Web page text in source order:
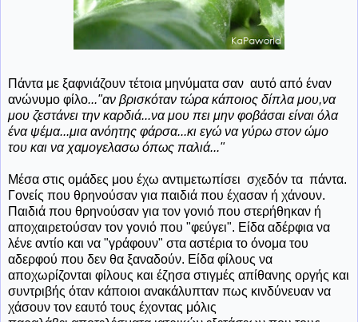
Πάντα με ξαφνιάζουν τέτοια μηνύματα σαν αυτό από έναν
ανώνυμο φίλο..."αν βρισκόταν τώρα κάποιος δίπλα μου,να
μου ζεστάνει την καρδιά...να μου πει μην φοβάσαι είναι όλα
ένα ψέμα...μια ανόητης φάρσα...κι εγώ να γύρω στον ώμο
του και να χαμογελασω όπως παλιά..."
Μέσα στις ομάδες μου έχω αντιμετωπίσει σχεδόν τα πάντα.
Γονείς που θρηνούσαν για παιδιά που έχασαν ή χάνουν.
Παιδιά που θρηνούσαν για τον γονιό που στερήθηκαν ή
αποχαιρετούσαν τον γονιό που "φεύγει". Είδα αδέρφια να
λένε αντίο και να "γράφουν" στα αστέρια το όνομα του
αδερφού που δεν θα ξαναδούν. Είδα φίλους να
αποχωρίζονται φίλους και έζησα στιγμές απίθανης οργής και
συντριβής όταν κάποιοι ανακάλυπταν πως κινδύνευαν να
χάσουν τον εαυτό τους έχοντας μόλις